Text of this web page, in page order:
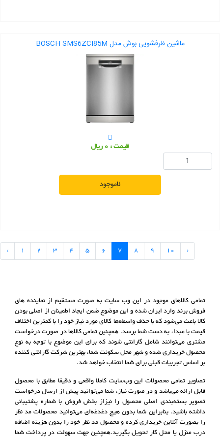
ماشین ظرفشویی بوش مدل BOSCH SMS6ZCI85M
قیمت : 0 ریال
ناموجود
‹ 1 2 3 4 5 6 7 8 9 10 ›
تمامی کالاهای موجود در این وب سایت به صورت مستقیم از نماینده های
فروش برند وارد ایران شده و این موضوع ضمن ایجاد اطمینان از اصلی بودن
کالا باعث می‌شود که با حذف واسطه‌ها کالای مورد نیاز خود را با کمترین اختلاف
قیمت با مبدا، به دست شما برسد. همچنین تمامی کالاها در صورت درخواست
مشتری می‌توانند شامل گارانتی شوند که برای این موضوع با توجه به نوع
محصول خریداری شده و شهر محل سکونت شما، بهترین شرکت گارانتی کننده
بر اساس تجربیات قبلی برای شما انتخاب خواهد شد.
تصاویر تمامی محصولات این وب‌سایت کاملا واقعی و دقیقا مطابق با محصول
قابل ارائه می‌باشد و در صورت نیاز، شما می‌توانید پیش از ارسال درخواست
تصویر بسته‌بندی اصلی محصول را نیزاز بخش فروش با شماره پشتیبانی
داشته باشید. بنابراین شما بدون هیچ دغدغه‌ای می‌‌توانید محصولات مد نظر
را بصورت آنلاین خریداری کرده و محصول مد نظر خود را بدون هزینه اضافه
درب منزل یا محل کار تحویل بگیرید.همچنین جهت سهولت در پرداخت شما